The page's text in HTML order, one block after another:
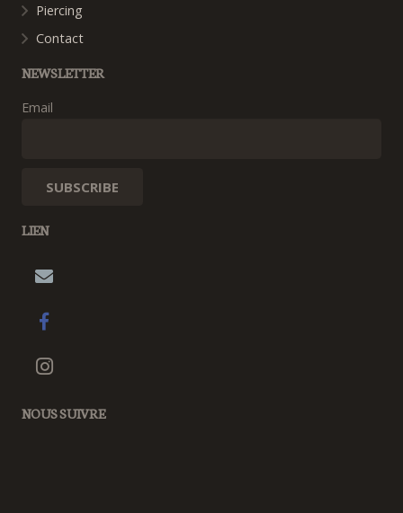
Piercing
Contact
NEWSLETTER
Email
LIEN
NOUS SUIVRE